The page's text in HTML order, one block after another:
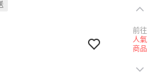
前往
人氣
商品